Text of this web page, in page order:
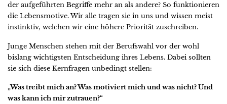
der aufgeführten Begriffe mehr an als andere? So funktionieren
die Lebensmotive. Wir alle tragen sie in uns und wissen meist
instinktiv, welchen wir eine höhere Priorität zuschreiben.
Junge Menschen stehen mit der Berufswahl vor der wohl
bislang wichtigsten Entscheidung ihres Lebens. Dabei sollten
sie sich diese Kernfragen unbedingt stellen:
„Was treibt mich an? Was motiviert mich und was nicht? Und
was kann ich mir zutrauen?“